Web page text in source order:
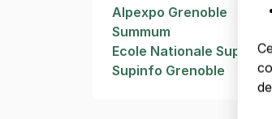
Alpexpo Grenoble
Summum
Ecole Nationale
Supinfo Grenoble